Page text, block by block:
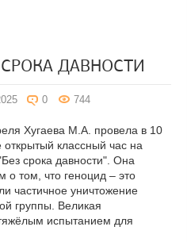
ДАВНОСТИ
0 744
Хугаева М.А. провела в 10
открытый классный час на
срока давности". Она
о том, что геноцид – это
частичное уничтожение
группы. Великая
испытанием для